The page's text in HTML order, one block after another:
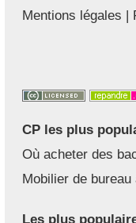
Mentions légales |
CP les plus
Où acheter des
Mobilier de bureau
Les plus